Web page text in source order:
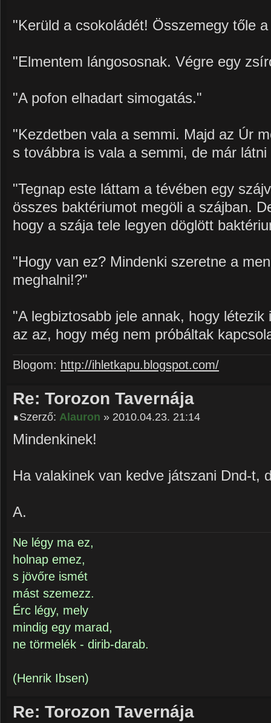
"Kerüld a csokoládét! Összemegy tőle
"Elmentem lángososnak. Végre egy
"A pofon elhadart simogatás."
"Kezdetben vala a semmi. Majd az Úr
s továbbra is vala a semmi, de már
"Tegnap este láttam a tévében egy
összes baktériumot megöli a szájban.
hogy a szája tele legyen döglött
"Hogy van ez? Mindenki szeretne a
meghalni!?"
"A legbiztosabb jele annak, hogy
az az, hogy még nem próbáltak
Blogom: http://ihletkapu.blogspot.com/
Re: Torozon Tavernája
Szerző: Alauron » 2010.04.23. 21:14
Mindenkinek!
Ha valakinek van kedve játszani Dnd-t,
A.
Ne légy ma ez,
holnap emez,
s jövőre ismét
mást szemezz.
Érc légy, mely
mindig egy marad,
ne törmelék - dirib-darab.
(Henrik Ibsen)
Re: Torozon Tavernája